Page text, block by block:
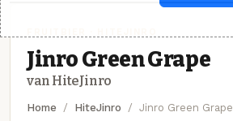
Jinro Green Grape
van HiteJinro
Home HiteJinro Jinro Green Grape